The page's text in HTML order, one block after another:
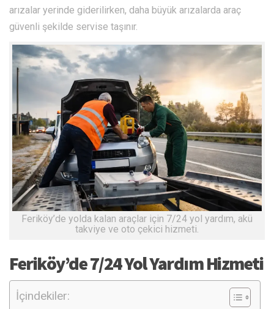
arızalar yerinde giderilirken, daha büyük arızalarda araç
güvenli şekilde servise taşınır.
Feriköy’de yolda kalan araçlar için 7/24 yol yardım, akü
takviye ve oto çekici hizmeti.
Feriköy’de 7/24 Yol Yardım Hizmeti
İçindekiler: